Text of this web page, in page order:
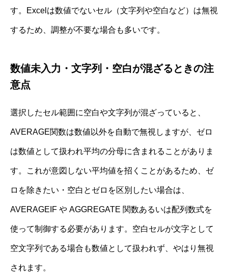
す。Excelは数値でないセル（文字列や空白など）は無視
するため、調整が不要な場合も多いです。
数値未入力・文字列・空白が混ざるときの注
意点
選択したセル範囲に空白や文字列が混ざっていると、
AVERAGE関数は数値以外を自動で無視しますが、ゼロ
は数値として扱われ平均の分母に含まれることがありま
す。これが意図しない平均値を招くことがあるため、ゼ
ロを除きたい・空白とゼロを区別したい場合は、
AVERAGEIF や AGGREGATE 関数あるいは配列数式を
使って制御する必要があります。空白セルが文字として
空文字列である場合も数値として扱われず、やはり無視
されます。